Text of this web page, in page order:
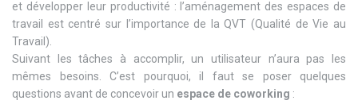
et développer leur productivité : l’aménagement des espaces de
travail est centré sur l’importance de la QVT (Qualité de Vie au
Travail).
Suivant les tâches à accomplir, un utilisateur n’aura pas les
mêmes besoins. C’est pourquoi, il faut se poser quelques
questions avant de concevoir un espace de coworking :